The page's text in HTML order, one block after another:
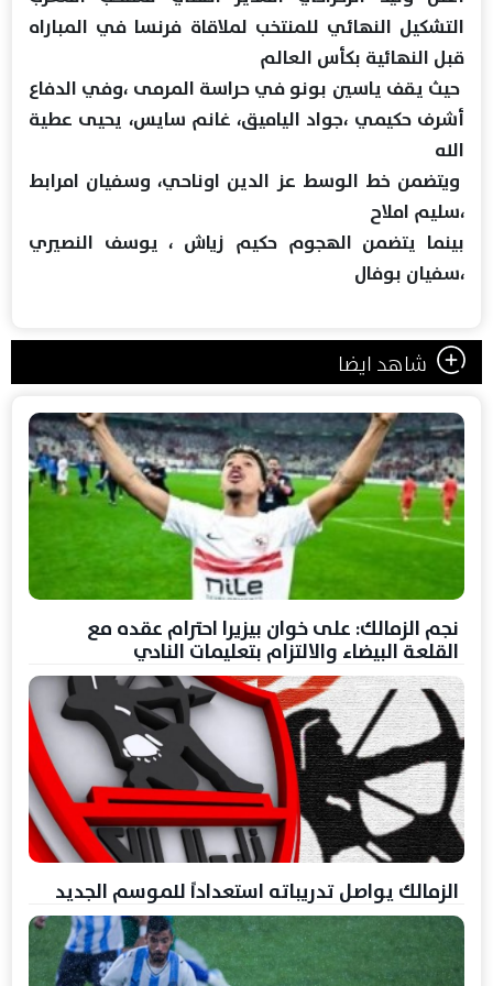
التشكيل النهائي للمنتخب لملاقاة فرنسا في المباراه
قبل النهائية بكأس العالم
حيث يقف ياسين بونو في حراسة المرمى ،وفي الدفاع
أشرف حكيمي ،جواد الياميق، غانم سايس، يحيى عطية
الله
ويتضمن خط الوسط عز الدين اوناحي، وسفيان امرابط
،سليم املاح
بينما يتضمن الهجوم حكيم زياش ، يوسف النصيري
،سفيان بوفال
شاهد ايضا
نجم الزمالك: على خوان بيزيرا احترام عقده مع
القلعة البيضاء والالتزام بتعليمات النادي
الزمالك يواصل تدريباته استعداداً للموسم الجديد